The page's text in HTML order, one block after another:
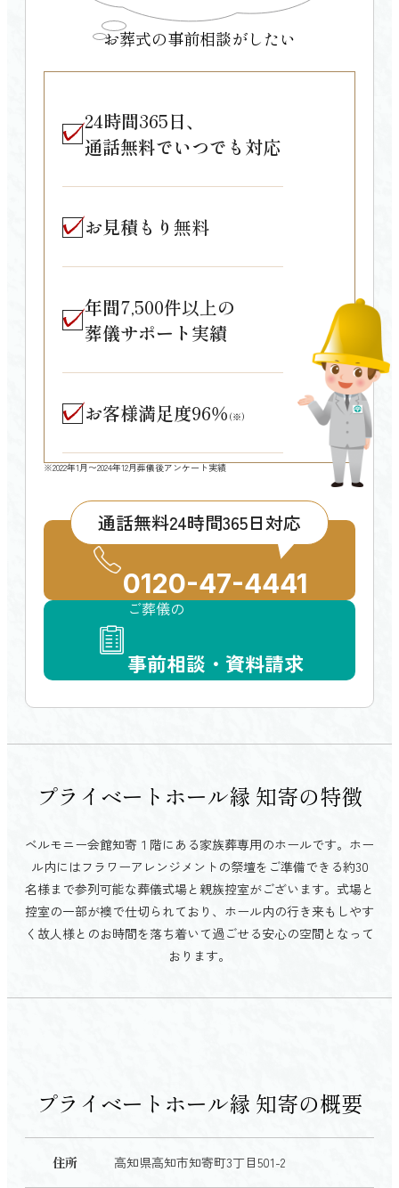
南国市
土佐市
四万十市
香美市
お葬式の事前相談がしたい
24時間365日、
通話無料でいつでも対応
お見積もり 無料
年間7,500件以上の
葬儀サポート実績
お客様満足度96％ (※)
※2022年1月〜2024年12月葬儀後アンケート実績
通話無料24時間365日対応
葬儀のご依頼・ご相談
0120-47-4441
ご葬儀の
事前相談・資料請求
プライベートホール縁 知寄の特徴
ベルモニー会館知寄１階にある家族葬専用のホールです。ホー
ル内にはフラワーアレンジメントの祭壇をご準備できる約30
名様まで参列可能な葬儀式場と親族控室がございます。式場と
控室の一部が襖で仕切られており、ホール内の行き来もしやす
く故人様とのお時間を落ち着いて過ごせる安心の空間となって
おります。
プライベートホール縁 知寄の概要
住所 高知県高知市知寄町3丁目501-2